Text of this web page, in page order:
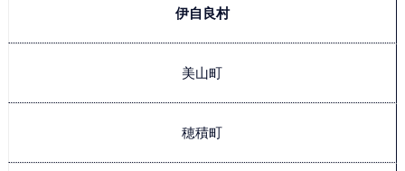
伊自良村
美山町
穂積町